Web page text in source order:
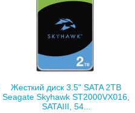
Жесткий диск 3.5" SATA 2TB
Seagate Skyhawk ST2000VX016,
SATAIII, 54...